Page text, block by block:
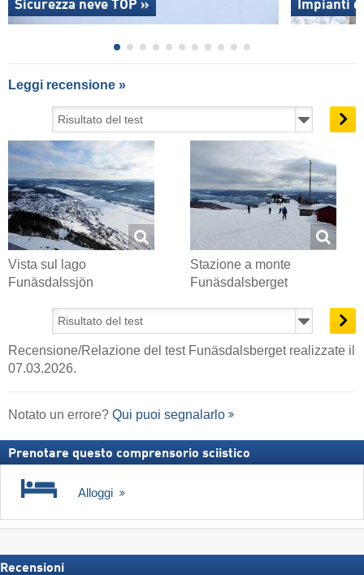
Sicurezza neve TOP » Impianti
Leggi recensione »
Vista sul lago
Funäsdalssjön
Stazione a monte
Funäsdalsberget
Recensione/Relazione del test Funäsdalsberget realizzate il
07.03.2026.
Notato un errore? Qui puoi segnalarlo
Prenotare questo comprensorio sciistico
Alloggi
Recensioni